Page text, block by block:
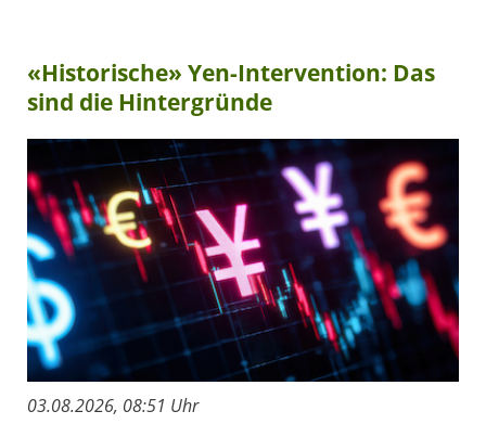
«Historische» Yen-Intervention: Das
sind die Hintergründe
03.08.2026, 08:51 Uhr